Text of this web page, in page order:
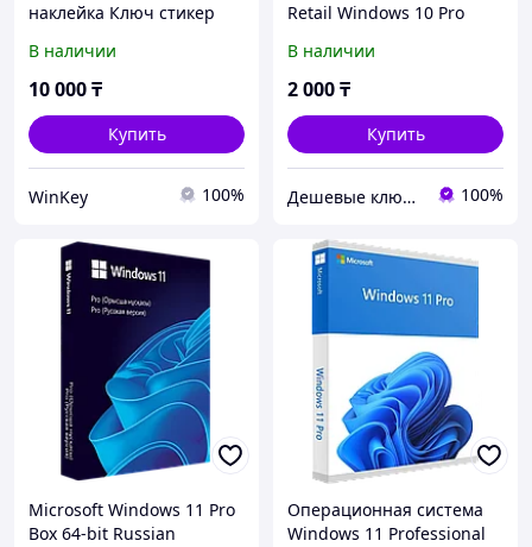
наклейка Ключ стикер
В наличии
10 000₸
Купить
WinKey 100%
Retail Windows 10 Pro
Бессрочный ключ
В наличии
2 000₸
Купить
Дешевые ключи для Windows, MS Office, Visio, Project, MS SQL Server 100%
Microsoft Windows 11 Pro
Box 64-bit Russian
Операционная система
Windows 11 Professional